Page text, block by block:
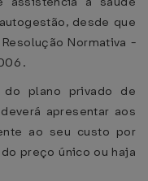
desde que
Normativa -
.
plano privado de
apresentar aos
ao seu custo por
preço único ou haja